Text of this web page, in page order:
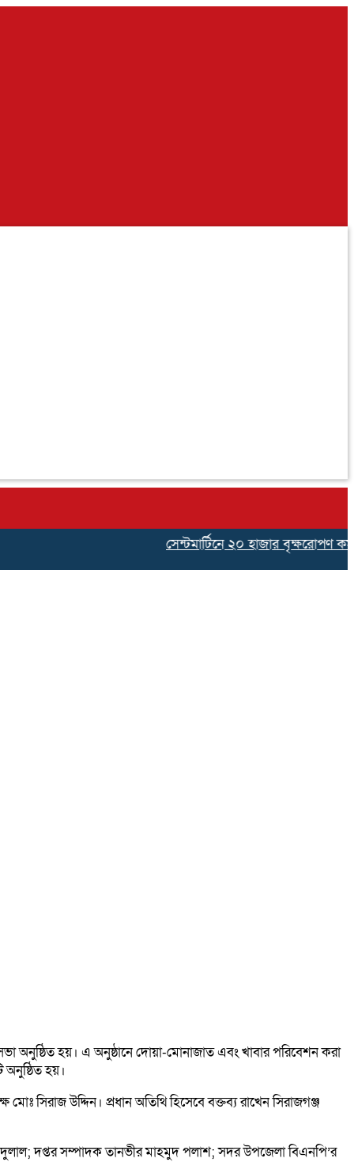
সেন্টমার্টিনে ২০ হাজার বৃক্ষরোপণ
অনুষ্ঠিত হয়। এ অনুষ্ঠানে দোয়া-মোনাজাত এবং খাবার পরিবেশন করা
হয়।
সিরাজ উদ্দিন। প্রধান অতিথি হিসেবে বক্তব্য রাখেন সিরাজগঞ্জ
দুলাল; দপ্তর সম্পাদক তানভীর মাহমুদ পলাশ; সদর উপজেলা বিএনপি’র